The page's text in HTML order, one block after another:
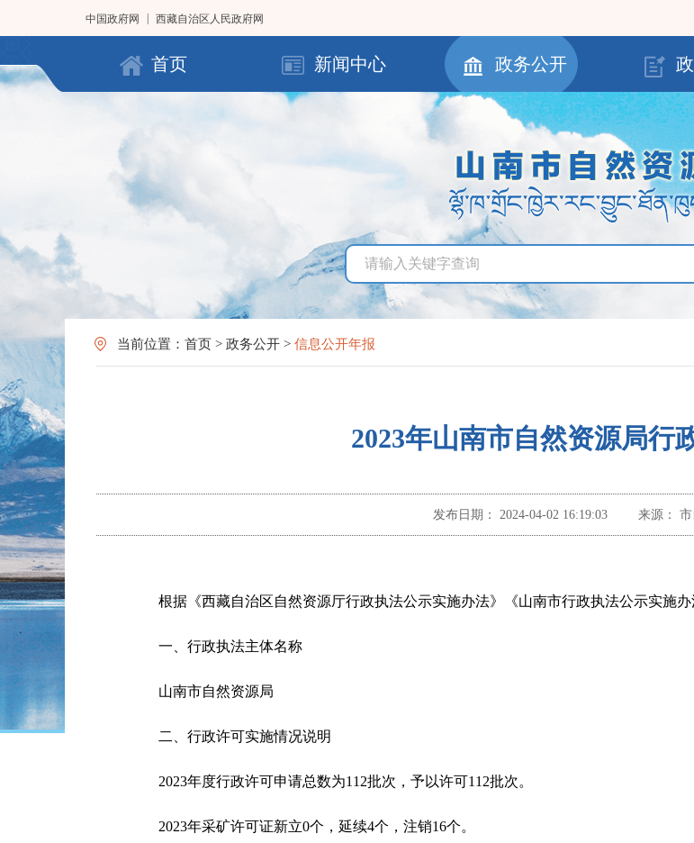
中国政府网 西藏自治区人民政府网
首页 新闻中心 政务公开
当前位置： 首页 > 政务公开 > 信息公开年报
2023年山南市自然资源局行
发布日期： 2024-04-02 16:19:03 来源：
根据《西藏自治区自然资源厅行政执法公示实施办法》《山南市行政执法公示实施
一、行政执法主体名称
山南市自然资源局
二、行政许可实施情况说明
2023年度行政许可申请总数为112批次，予以许可112批次。
2023年采矿许可证新立0个，延续4个，注销16